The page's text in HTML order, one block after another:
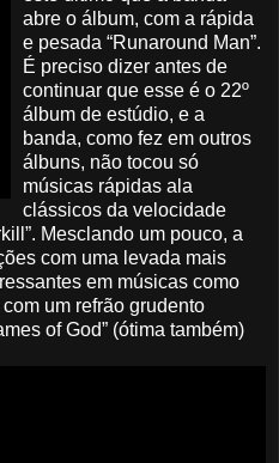
abre o álbum, com a rápida
e pesada “Runaround Man”.
É preciso dizer antes de
continuar que esse é o 22º
álbum de estúdio, e a
banda, como fez em outros
álbuns, não tocou só
músicas rápidas ala
clássicos da velocidade
Mesclando um pouco, a
com uma levada mais
em músicas como
um refrão grudento
of God” (ótima também)